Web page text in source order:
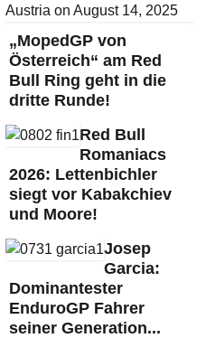
„MopedGP von
Österreich“ am Red
Bull Ring geht in die
dritte Runde!
Red Bull
Romaniacs
2026: Lettenbichler
siegt vor Kabakchiev
und Moore!
Josep
Garcia:
Dominantester
EnduroGP Fahrer
seiner Generation...